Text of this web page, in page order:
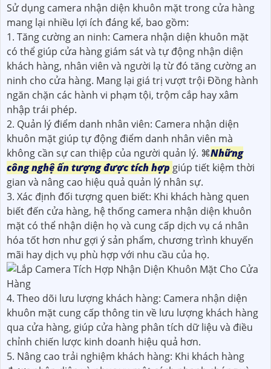
Sử dụng camera nhận diện khuôn mặt trong cửa hàng
mang lại nhiều lợi ích đáng kể, bao gồm:
1. Tăng cường an ninh: Camera nhận diện khuôn mặt
có thể giúp cửa hàng giám sát và tự động nhận diện
khách hàng, nhân viên và người lạ từ đó tăng cường an
ninh cho cửa hàng. Mang lại giá trị vượt trội Đồng hành
ngăn chặn các hành vi phạm tội, trộm cắp hay xâm
nhập trái phép.
2. Quản lý điểm danh nhân viên: Camera nhận diện
khuôn mặt giúp tự động điểm danh nhân viên mà
không cần sự can thiệp của người quản lý. ⌘Những
công nghệ ấn tượng được tích hợp giúp tiết kiệm thời
gian và nâng cao hiệu quả quản lý nhân sự.
3. Xác định đối tượng quen biết: Khi khách hàng quen
biết đến cửa hàng, hệ thống camera nhận diện khuôn
mặt có thể nhận diện họ và cung cấp dịch vụ cá nhân
hóa tốt hơn như gợi ý sản phẩm, chương trình khuyến
mãi hay dịch vụ phù hợp với nhu cầu của họ.
4. Theo dõi lưu lượng khách hàng: Camera nhận diện
khuôn mặt cung cấp thông tin về lưu lượng khách hàng
qua cửa hàng, giúp cửa hàng phân tích dữ liệu và điều
chỉnh chiến lược kinh doanh hiệu quả hơn.
5. Nâng cao trải nghiệm khách hàng: Khi khách hàng